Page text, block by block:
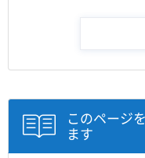
このページ
ます